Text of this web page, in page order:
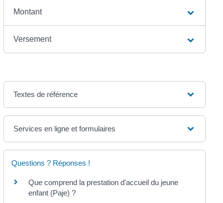
Montant
Versement
Textes de référence
Services en ligne et formulaires
Questions ? Réponses !
Que comprend la prestation d'accueil du jeune
enfant (Paje) ?